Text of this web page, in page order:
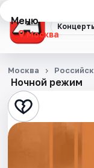
Меню
Москва
Концерты
Театр
Стендап
Ночной режим
Москва